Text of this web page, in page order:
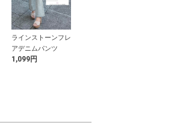
ラインストーンフレ
アデニムパンツ
1,099円